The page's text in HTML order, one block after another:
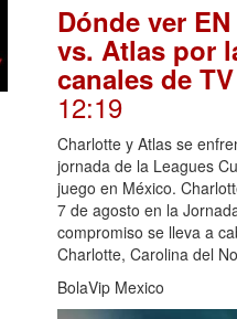
Dónde ver
vs. Atlas por
canales de
12:19
Charlotte y Atlas se
jornada de la Leagues
juego en México.
7 de agosto en la
compromiso se lleva a
Charlotte, Carolina del
BolaVip Mexico